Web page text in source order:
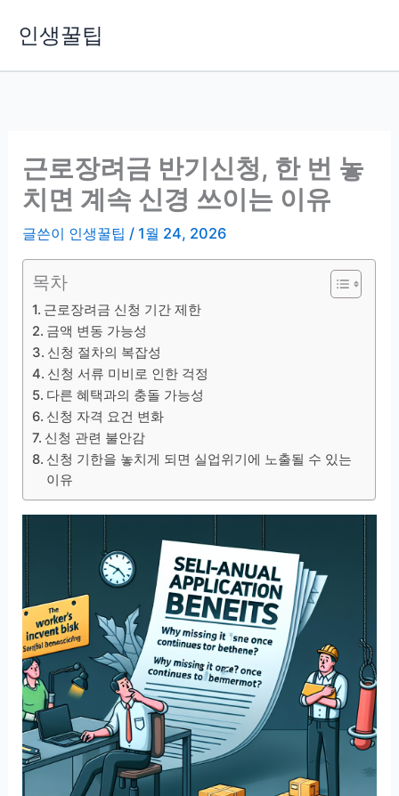
인생꿀팁
근로장려금 반기신청, 한 번 놓
치면 계속 신경 쓰이는 이유
글쓴이 인생꿀팁 / 1월 24, 2026
목차
근로장려금 신청 기간 제한
금액 변동 가능성
신청 절차의 복잡성
신청 서류 미비로 인한 걱정
다른 혜택과의 충돌 가능성
신청 자격 요건 변화
신청 관련 불안감
신청 기한을 놓치게 되면 실업위기에 노출될 수 있는
이유